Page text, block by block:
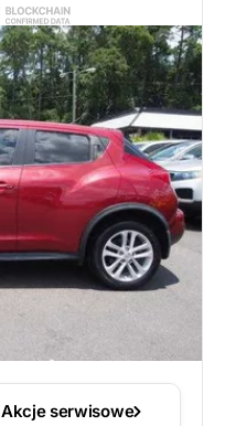
Akcje serwisowe